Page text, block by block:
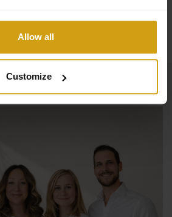
Allow all
Customize
Lire la suite